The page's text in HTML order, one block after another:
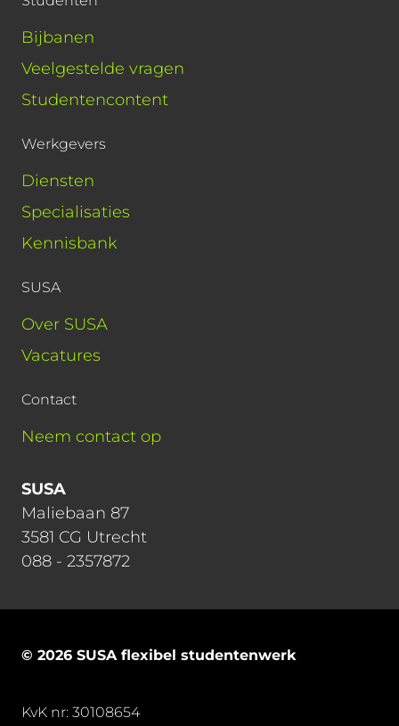
Bijbanen
Veelgestelde vragen
Studentencontent
Werkgevers
Diensten
Specialisaties
Kennisbank
SUSA
Over SUSA
Vacatures
Contact
Neem contact op
SUSA
Maliebaan 87
3581 CG Utrecht
088 - 2357872
© 2026 SUSA flexibel studentenwerk
KvK nr: 30108654